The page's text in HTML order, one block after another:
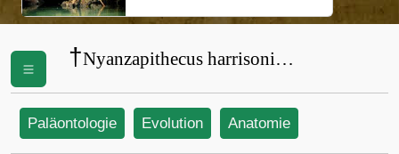
†Nyanzapithecus harrisoni
Paläontologie Evolution Anatomie